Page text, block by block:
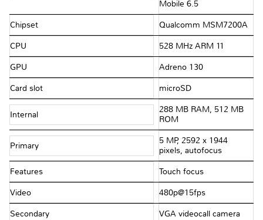
Mobile 6.5
Chipset Qualcomm MSM7200A
CPU 528 MHz ARM 11
GPU Adreno 130
Card slot microSD
Internal
288 MB RAM, 512 MB
ROM
Primary
5 MP, 2592 x 1944
pixels, autofocus
Features Touch focus
Video 480p@15fps
Secondary VGA videocall camera